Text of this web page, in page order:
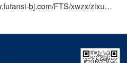
bj.com/FTS/xwzx/zixun/1289.html